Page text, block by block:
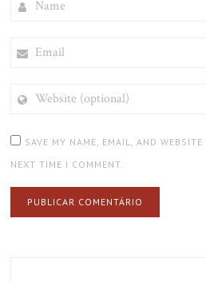
(OPTIONAL)
SAVE MY NAME, EMAIL, AND
NEXT TIME I COMMENT.